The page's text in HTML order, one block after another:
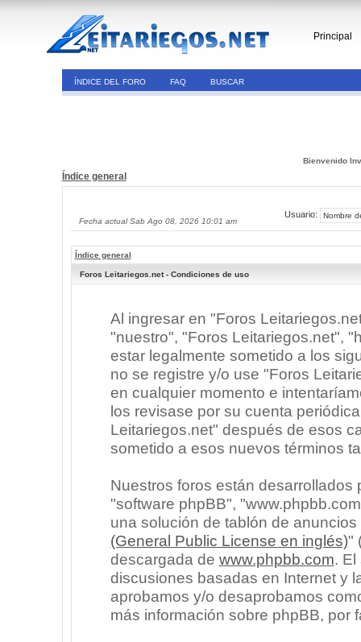
Principal
ÍNDICE DEL FORO FAQ BUSCAR
Bienvenido
Índice general
Fecha actual Sab Ago 08, 2026 10:01 am
Usuario:
Índice general
Foros Leitariegos.net - Condiciones de uso
Al ingresar en "Foros
"nuestro", "Foros Leitariegos.net",
estar legalmente sometido a los
no se registre y/o use "Foros
en cualquier momento e
los revisase por su cuenta
Leitariegos.net" después de esos
sometido a esos nuevos términos
Nuestros foros están
"software phpBB",
una solución de tablón de
(General Public License en inglés)"
descargada de www.phpbb.com. El
discusiones basadas en Internet y
aprobamos y/o desaprobamos
más información sobre phpBB, por